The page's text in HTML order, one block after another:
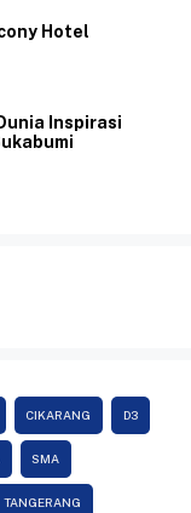
Hotel
Inspirasi
CIKARANG D3
SMA
TANGERANG